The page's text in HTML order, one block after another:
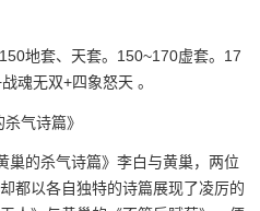
地套、天套。150~170虚套。17
魂无双+四象怒天 。
气诗篇》
巢的杀气诗篇》李白与黄巢，两位
都以各自独特的诗篇展现了凌厉的